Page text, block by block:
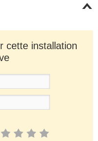
cette installation